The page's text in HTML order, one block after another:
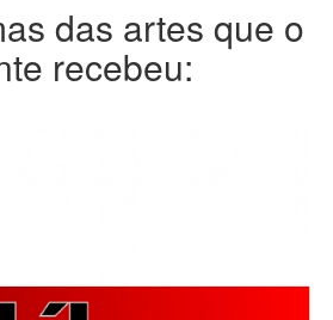
das artes que o
recebeu: